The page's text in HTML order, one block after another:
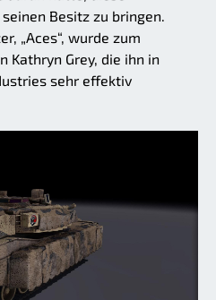
Besitz zu bringen.
„Aces“, wurde zum
Kathryn Grey, die ihn in
sehr effektiv